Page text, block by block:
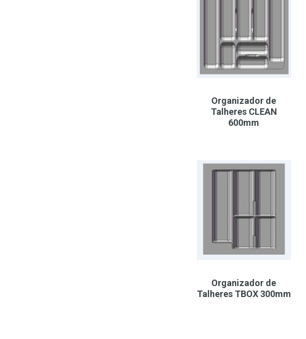
Organizador de
Talheres CLEAN
600mm
Organizador de
Talheres TBOX 300mm